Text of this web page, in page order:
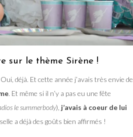
sur le thème Sirène !
Oui, déjà. Et cette année j’avais très envie de
. Et même si il n’y a pas eu une fête
le summerbody), j’avais à coeur de lui
a déjà des goûts bien affirmés !